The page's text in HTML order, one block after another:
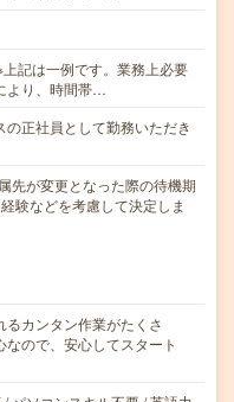
記は一例です。業務上必要
より、時間帯…
正社員として勤務いただき
が変更となった際の待機期
験などを考慮して決定しま
るカンタン作業がたくさ
ので、安心してスタート